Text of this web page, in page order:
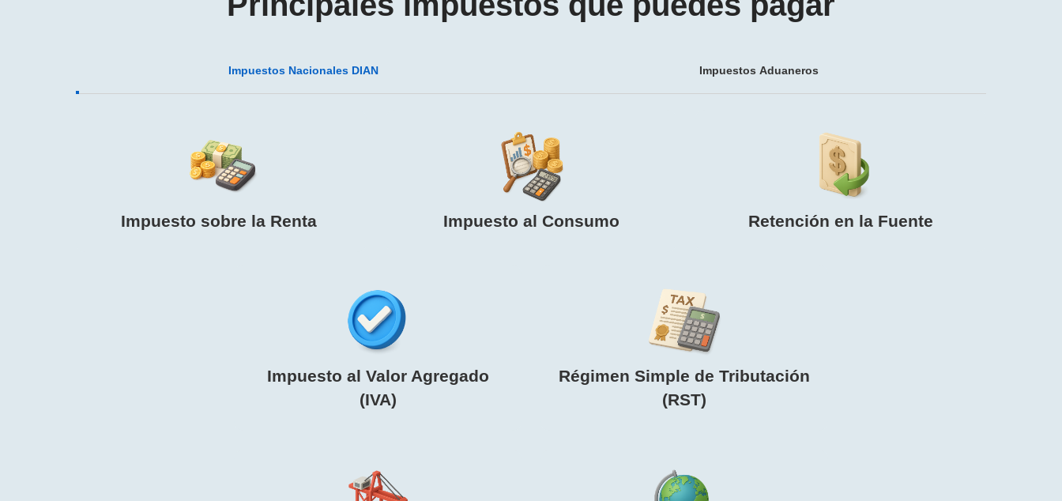
Impuestos Nacionales DIAN Impuestos Aduaneros
Impuesto sobre la Renta Impuesto al Consumo Retención en la Fuente
Impuesto al Valor Agregado
(IVA)
Régimen Simple de Tributación
(RST)